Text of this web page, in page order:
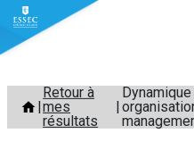
Aller
contenu
Retour à
mes
résultats